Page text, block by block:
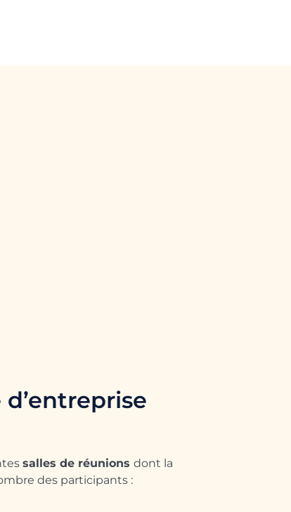
salles de réunions dont la
des participants :